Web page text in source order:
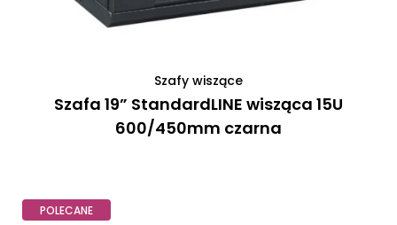
Szafy wiszące
Szafa 19” StandardLINE wisząca 15U
600/450mm czarna
POLECANE